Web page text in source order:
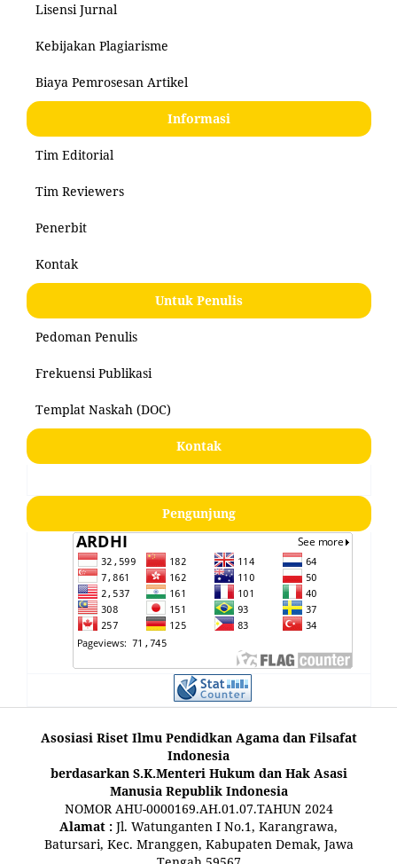
Lisensi Jurnal
Kebijakan Plagiarisme
Biaya Pemrosesan Artikel
Informasi
Tim Editorial
Tim Reviewers
Penerbit
Kontak
Untuk Penulis
Pedoman Penulis
Frekuensi Publikasi
Templat Naskah (DOC)
Kontak
Pengunjung
Asosiasi Riset Ilmu Pendidkan Agama dan Filsafat
Indonesia
berdasarkan S.K.Menteri Hukum dan Hak Asasi
Manusia Republik Indonesia
NOMOR AHU-0000169.AH.01.07.TAHUN 2024
Alamat : Jl. Watunganten I No.1, Karangrawa,
Batursari, Kec. Mranggen, Kabupaten Demak, Jawa